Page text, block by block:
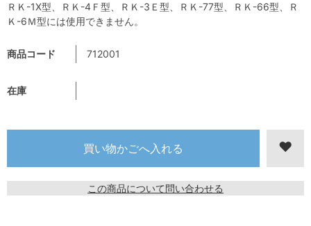
商品コード 712001
在庫
この商品について問い合わせる
ＲＫ-1X型、ＲＫ-4Ｆ型、ＲＫ-3Ｅ型、ＲＫ-77型、ＲＫ-66型、Ｒ
Ｋ-6Ｍ型には使用できません。